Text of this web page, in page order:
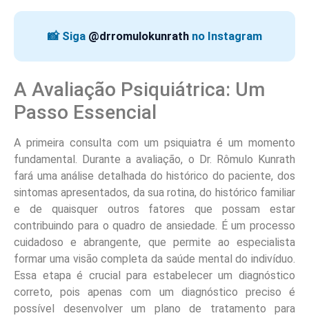
📸 Siga @drromulokunrathno Instagram
A Avaliação Psiquiátrica: Um
Passo Essencial
A primeira consulta com um psiquiatra é um momento
fundamental. Durante a avaliação, o Dr. Rômulo Kunrath
fará uma análise detalhada do histórico do paciente, dos
sintomas apresentados, da sua rotina, do histórico familiar
e de quaisquer outros fatores que possam estar
contribuindo para o quadro de ansiedade. É um processo
cuidadoso e abrangente, que permite ao especialista
formar uma visão completa da saúde mental do indivíduo.
Essa etapa é crucial para estabelecer um diagnóstico
correto, pois apenas com um diagnóstico preciso é
possível desenvolver um plano de tratamento para